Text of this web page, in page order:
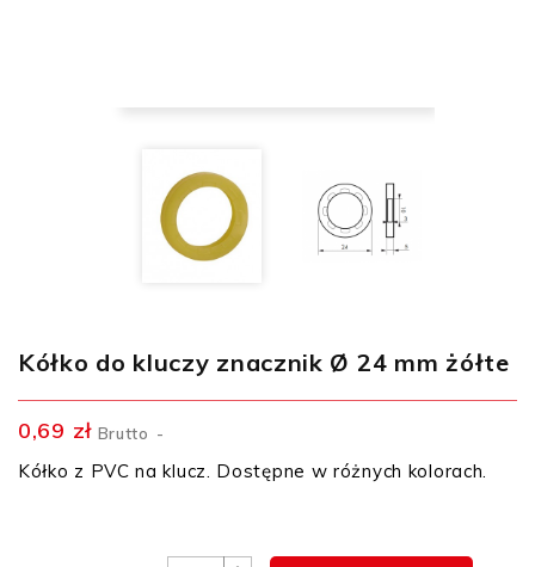
Kółko do kluczy znacznik Ø 24 mm żółte
0,69 zł Brutto
Kółko z PVC na klucz. Dostępne w różnych kolorach.